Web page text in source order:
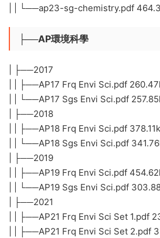
| | └──ap23-sg-chemistry.pdf
├──AP環境科學
| ├──2017
| | ├──AP17 Frq Envi Sci.pdf
| | └──AP17 Sgs Envi Sci.pdf
| ├──2018
| | ├──AP18 Frq Envi Sci.pdf
| | └──AP18 Sgs Envi Sci.pdf
| ├──2019
| | ├──AP19 Frq Envi Sci.pdf
| | └──AP19 Sgs Envi Sci.pdf
| ├──2021
| | ├──AP21 Frq Envi Sci Set 1.pdf
| | ├──AP21 Frq Envi Sci Set 2.pdf